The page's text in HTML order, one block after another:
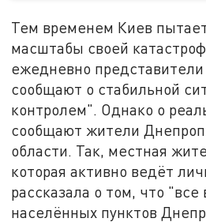
Тем временем Киев
масштабы своей
ежедневно
сообщают о стабильной
контролем". Однако о
сообщают жители
области. Так, местная
которая активно ведёт
рассказала о том, что
населённых пунктов